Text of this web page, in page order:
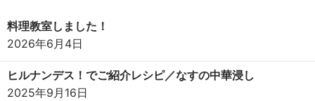
料理教室しました！
2026年6月4日
ヒルナンデス！でご紹介レシピ／なすの中華浸し
2025年9月16日